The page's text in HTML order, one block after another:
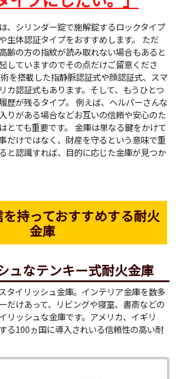
、シリンダー錠で施解錠するロックタイプ
生体認証タイプをおすすめします。 ただ
齢の方の指紋が読み取れない場合もあると
していますのでその点だけご留意くださ
を搭載した指静脈認証式や顔認証式、スマ
カ認証式もあります。そして、もうひとつ
歴が残るタイプ。 例えば、ヘルパーさんな
りがある場合などお互いの信頼や安心のた
とても重要です。 金庫は単なる鍵をかけて
だけではなく、財産を守るという意味で重
と認識すれば、目的に応じた金庫が見つか
持っておすすめする耐火
金庫
ュなテンキー式耐火金庫
タイリッシュ金庫。インテリア金庫を数多
だけあって、リビングや寝室、書斎などの
リッシュな金庫です。アメリカ、イギリ
る100ヵ国に導入されいる信頼性の高い耐